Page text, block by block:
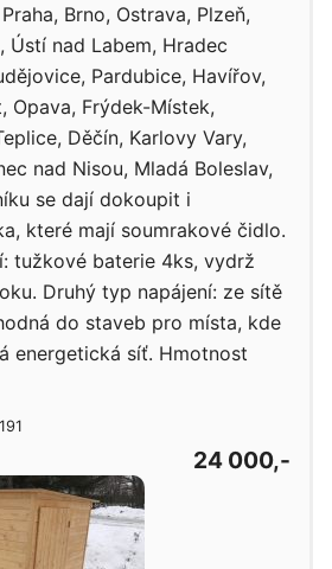
Brno, Ostrava, Plzeň,
Ústí nad Labem, Hradec
Pardubice, Havířov,
Opava, Frýdek-Místek,
Děčín, Karlovy Vary,
nad Nisou, Mladá Boleslav,
se dají dokoupit i
které mají soumrakové čidlo.
tužkové baterie 4ks, vydrž
Druhý typ napájení: ze sítě
do staveb pro místa, kde
energetická síť. Hmotnost
24 000,-